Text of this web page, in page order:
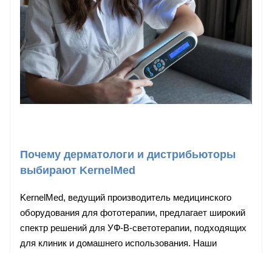
Почему дерматологи и дистрибьюторы
выбирают KernelMed
KernelMed, ведущий производитель медицинского
оборудования для фототерапии, предлагает широкий
спектр решений для УФ-B-светотерапии, подходящих
для клиник и домашнего использования. Наши